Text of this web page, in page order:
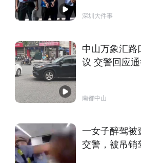
深圳大件事
中山万象汇
议 交警回应
南都中山
一女子醉驾被
交警，被吊销